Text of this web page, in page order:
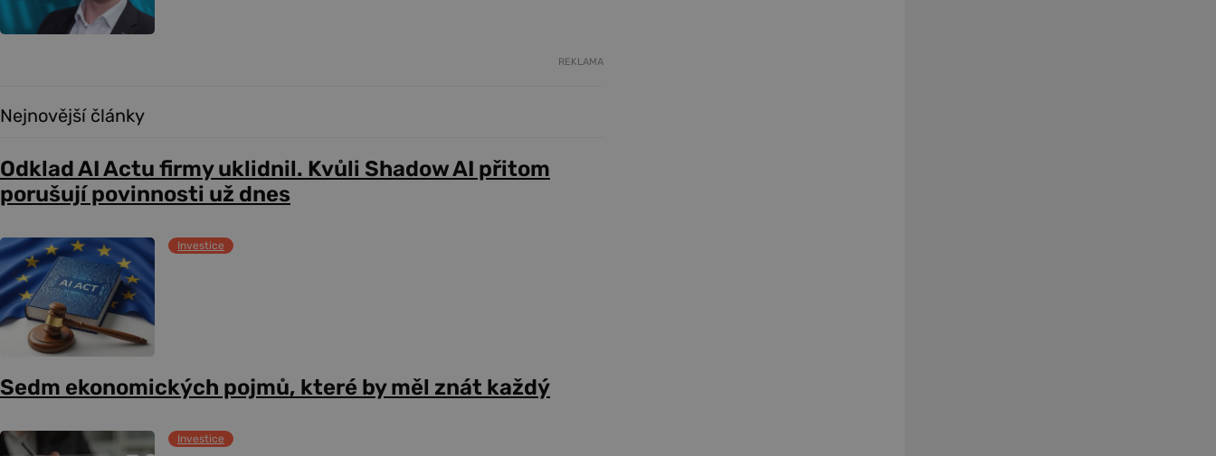
REKLAMA
Nejnovější články
Odklad AI Actu firmy uklidnil. Kvůli Shadow AI přitom
porušují povinnosti už dnes
Investice
Sedm ekonomických pojmů, které by měl znát každý
Investice